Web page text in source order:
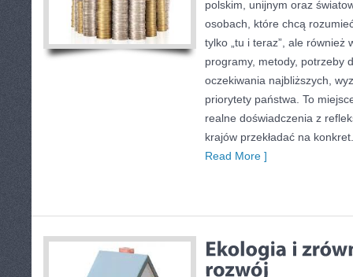
polskim, unijnym oraz
osobach, które chcą
tylko „tu i teraz”, ale również
programy, metody, potrzeby
oczekiwania najbliższych,
priorytety państwa. To
realne doświadczenia z
krajów przekładać na
Read More ]